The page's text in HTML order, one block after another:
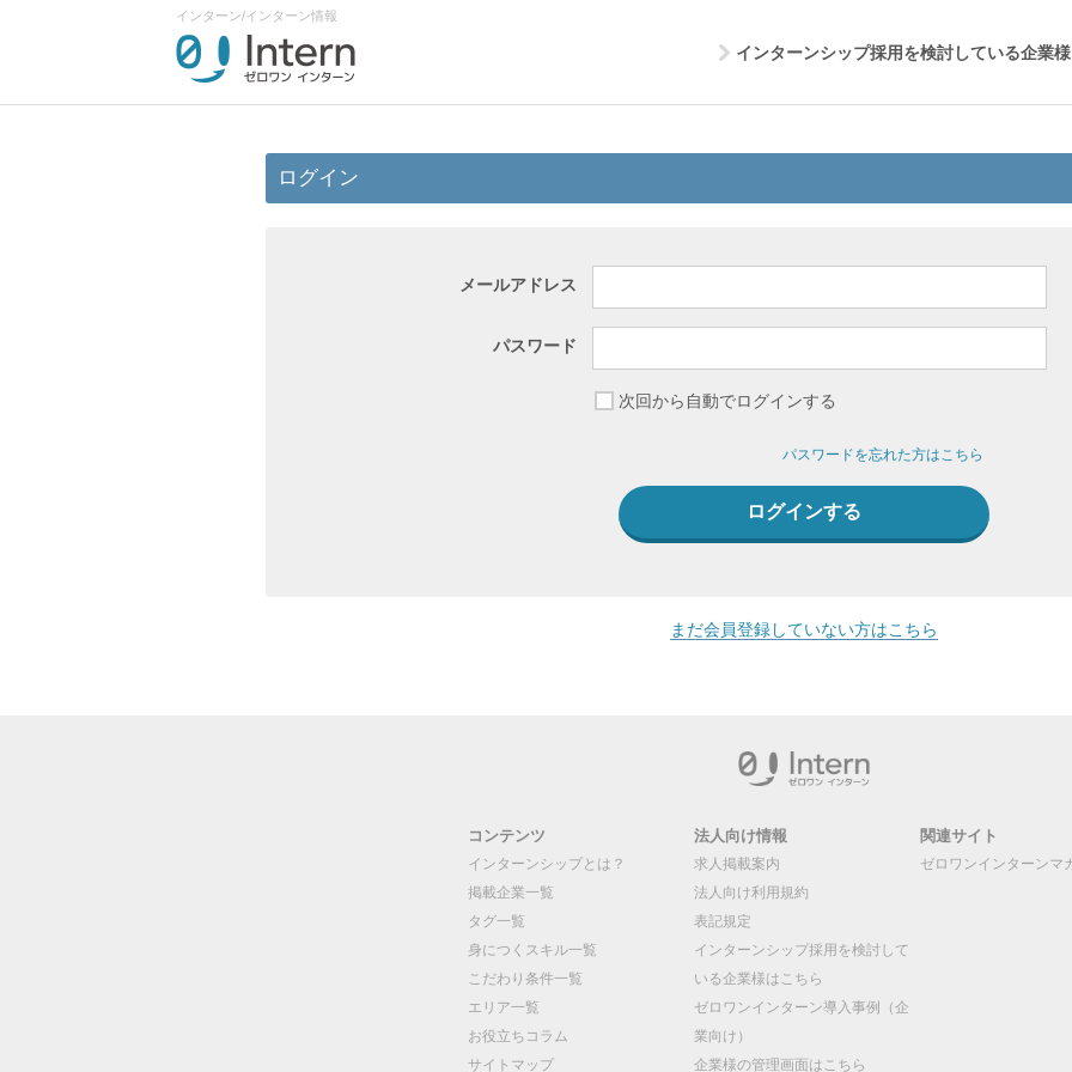
インターン/インターン情報
インターンシップ採用を検討している企業
ログイン
メールアドレス
パスワード
次回から自動でログインする
パスワードを忘れた方はこちら
まだ会員登録していない方はこちら
コンテンツ
インターンシップとは？
掲載企業一覧
タグ一覧
身につくスキル一覧
こだわり条件一覧
エリア一覧
お役立ちコラム
サイトマップ
法人向け情報
求人掲載案内
法人向け利用規約
表記規定
インターンシップ採用を検討して
いる企業様はこちら
ゼロワンインターン導入事例（企
業向け）
企業様の管理画面はこちら
関連サイト
ゼロワンインターンマ